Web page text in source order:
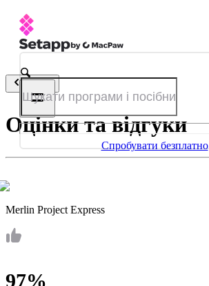
Спробувати безплатно
Назад
Оцінки та відгуки
Merlin Project Express
97%